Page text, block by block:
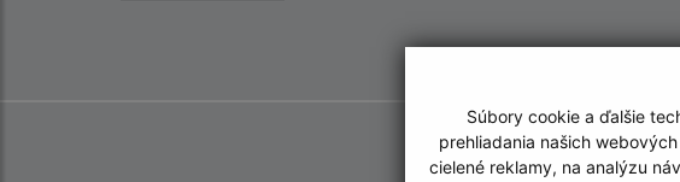
Súbory cookie a ďalšie
prehliadania našich
cielené reklamy, na analýzu